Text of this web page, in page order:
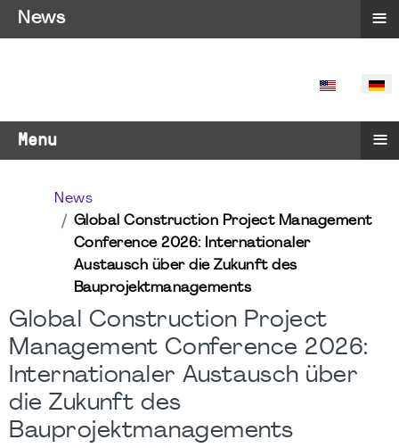
SPRACHE
Menu ≡
News
Global Construction Project Management
Conference 2026: Internationaler
Austausch über die Zukunft des
Bauprojektmanagements
Global Construction Project
Management Conference 2026:
Internationaler Austausch über
die Zukunft des
Bauprojektmanagements
News ≡